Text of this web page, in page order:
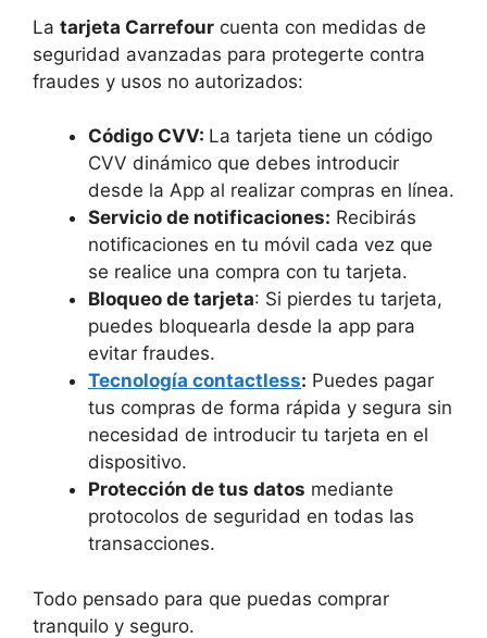
La tarjeta Carrefour cuenta con medidas de
seguridad avanzadas para protegerte contra
fraudes y usos no autorizados:
Código CVV: La tarjeta tiene un código
CVV dinámico que debes introducir
desde la App al realizar compras en línea.
Servicio de notificaciones: Recibirás
notificaciones en tu móvil cada vez que
se realice una compra con tu tarjeta.
Bloqueo de tarjeta: Si pierdes tu tarjeta,
puedes bloquearla desde la app para
evitar fraudes.
Tecnología contactless: Puedes pagar
tus compras de forma rápida y segura sin
necesidad de introducir tu tarjeta en el
dispositivo.
Protección de tus datos mediante
protocolos de seguridad en todas las
transacciones.
Todo pensado para que puedas comprar
tranquilo y seguro.